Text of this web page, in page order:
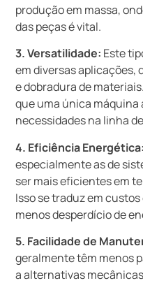
produção em massa,
das peças é vital.
3. Versatilidade: Este
em diversas aplicações,
e dobradura de
que uma única
necessidades na linha
4. Eficiência Energética:
especialmente as de
ser mais eficientes em
Isso se traduz em
menos desperdício de
5. Facilidade de
geralmente têm menos
a alternativas